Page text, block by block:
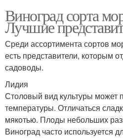
Виноград сорта
Лучшие
Среди ассортимента сортов
есть представители, которым
садоводы.
Лидия
Столовый вид культуры может
температуры. Отличаться
мякотью. Плоды небольших
Виноград часто используется